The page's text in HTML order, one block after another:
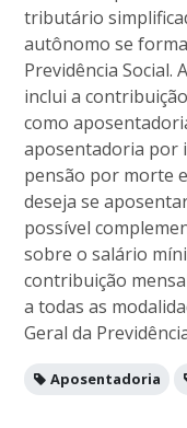
tributário
autônomo se
Previdência Social.
inclui a
como
aposentadoria por
pensão por morte
deseja se
possível
sobre o salário
contribuição
a todas as
Geral da
Aposentadoria